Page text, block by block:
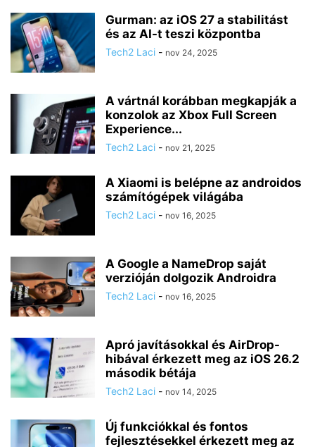
Gurman: az iOS 27 a stabilitást
és az AI-t teszi központba
Tech2 Laci - nov 24, 2025
A vártnál korábban megkapják a
konzolok az Xbox Full Screen
Experience...
Tech2 Laci - nov 21, 2025
A Xiaomi is belépne az androidos
számítógépek világába
Tech2 Laci - nov 16, 2025
A Google a NameDrop saját
verzióján dolgozik Androidra
Tech2 Laci - nov 16, 2025
Apró javításokkal és AirDrop-
hibával érkezett meg az iOS 26.2
második bétája
Tech2 Laci - nov 14, 2025
Új funkciókkal és fontos
fejlesztésekkel érkezett meg az